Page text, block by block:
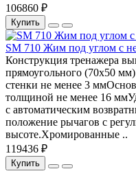
106860 ₽
Купить
SM 710 Жим под углом с
Конструкция тренажера
прямоугольного (70х50
стенки не менее 3
толщиной не менее 16
с автоматическим
положение рычагов с
высоте.Хромированные ..
119436 ₽
Купить